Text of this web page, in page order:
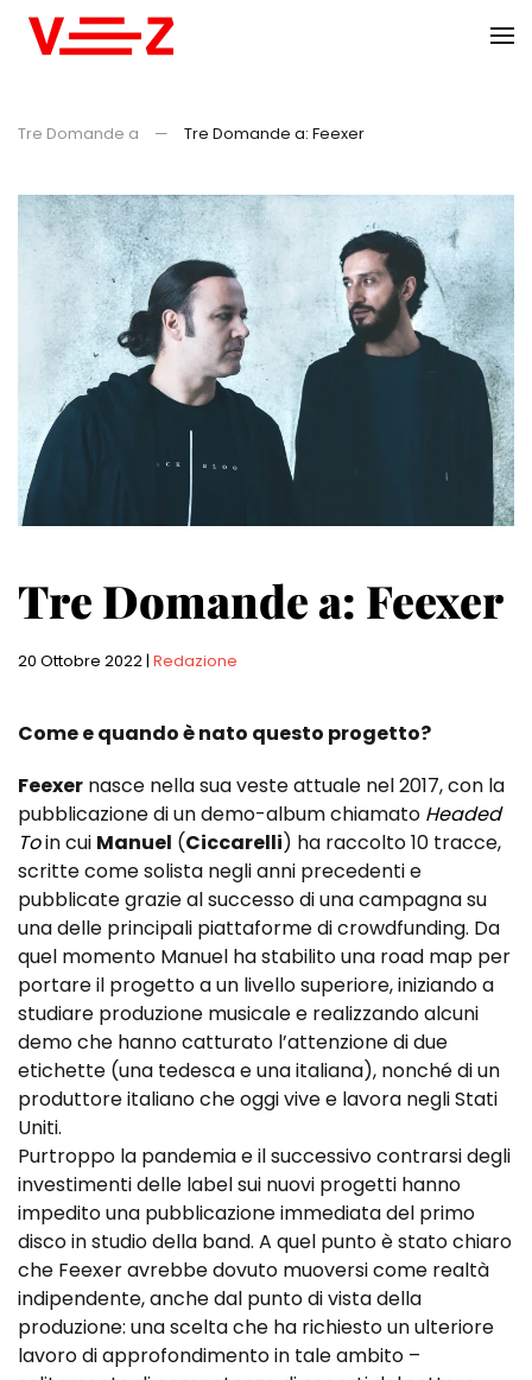
Tre Domande a Tre Domande a: Feexer
Tre Domande a: Feexer
20 Ottobre 2022| Redazione
Come e quando è nato questo progetto?
Feexer nasce nella sua veste attuale nel 2017, con la
pubblicazione di un demo-album chiamato Headed
Toin cui Manuel (Ciccarelli) ha raccolto 10 tracce,
scritte come solista negli anni precedenti e
pubblicate grazie al successo di una campagna su
una delle principali piattaforme di crowdfunding. Da
quel momento Manuel ha stabilito una road map per
portare il progetto a un livello superiore, iniziando a
studiare produzione musicale e realizzando alcuni
demo che hanno catturato l’attenzione di due
etichette (una tedesca e una italiana), nonché di un
produttore italiano che oggi vive e lavora negli Stati
Uniti.
Purtroppo la pandemia e il successivo contrarsi degli
investimenti delle label sui nuovi progetti hanno
impedito una pubblicazione immediata del primo
disco in studio della band. A quel punto è stato chiaro
che Feexer avrebbe dovuto muoversi come realtà
indipendente, anche dal punto di vista della
produzione: una scelta che ha richiesto un ulteriore
lavoro di approfondimento in tale ambito –